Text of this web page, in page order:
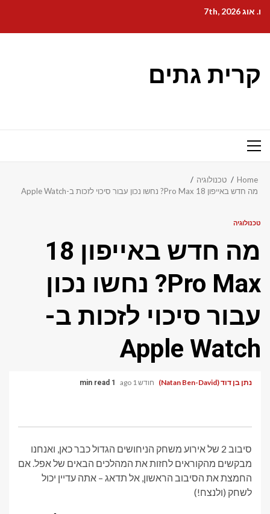
content
ו. אוג 7th, 2026
קרית גתים
Primary
Home
טכנולוגיה
מה חדש באייפון 18 Pro Max? נחשו נכון עבור סיכוי לזכות ב-Apple Watch
טכנולוגיה
מה חדש באייפון 18
Pro Max? נחשו נכון
עבור סיכוי לזכות ב-
Apple Watch
נתן בן דוד (Natan Ben-David) חודש 1 ago 1 min read
סיבוב 2 של אירוע משחק הניחושים הגדול כבר כאן, ואנחנו
מבקשים מהקוראים לחזות את המהלכים הבאים של אפל. אם
החמצת את הסיבוב הראשון, אל תדאג – אתה עדיין יכול
לשחק (ולנצח!)